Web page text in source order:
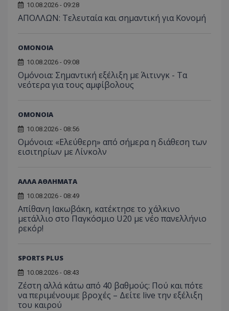
10.08.2026 - 09:28
ΑΠΟΛΛΩΝ: Τελευταία και σημαντική για Κονομή
ΟΜΟΝΟΙΑ
10.08.2026 - 09:08
Ομόνοια: Σημαντική εξέλιξη με Άιτινγκ - Τα
νεότερα για τους αμφίβολους
ΟΜΟΝΟΙΑ
10.08.2026 - 08:56
Ομόνοια: «Ελεύθερη» από σήμερα η διάθεση των
εισιτηρίων με Λίνκολν
ΑΛΛΑ ΑΘΛΗΜΑΤΑ
10.08.2026 - 08:49
Απίθανη Ιακωβάκη, κατέκτησε το χάλκινο
μετάλλιο στο Παγκόσμιο U20 με νέο πανελλήνιο
ρεκόρ!
SPORTS PLUS
10.08.2026 - 08:43
Ζέστη αλλά κάτω από 40 βαθμούς: Πού και πότε
να περιμένουμε βροχές – Δείτε live την εξέλιξη
του καιρού